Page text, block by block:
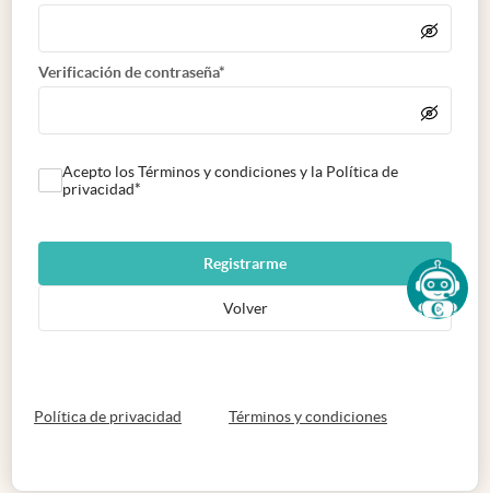
Verificación de contraseña*
Acepto los Términos y condiciones y la Política de
privacidad*
Registrarme
Volver
Política de privacidad abre en nueva pestaña
Términos y condicionesabre en nueva